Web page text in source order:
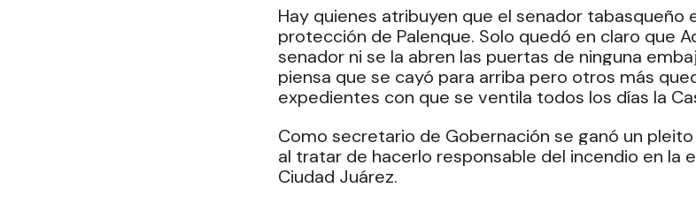
Hay quienes atribuyen que el senador tabasqueño
protección de Palenque. Solo quedó en claro que
senador ni se la abren las puertas de ninguna
piensa que se cayó para arriba pero otros más
expedientes con que se ventila todos los días la
Como secretario de Gobernación se ganó un
al tratar de hacerlo responsable del incendio en la
Ciudad Juárez.